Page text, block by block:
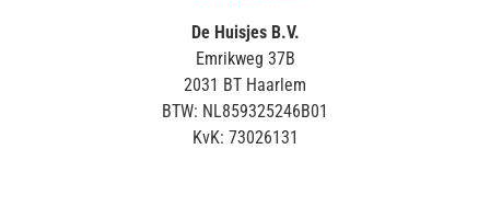
De Huisjes B.V.
Emrikweg 37B
2031 BT Haarlem
BTW: NL859325246B01
KvK: 73026131